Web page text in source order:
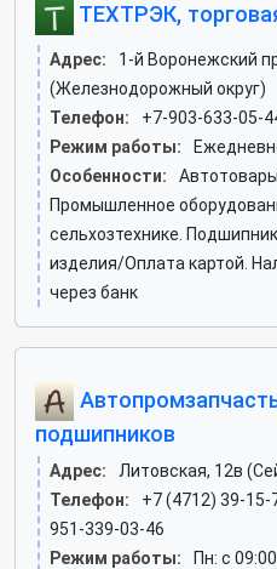
ТЕХТРЭК,
Адрес:
1-й Воронежский
(Железнодорожный округ)
Телефон:
+7-903-633-05-
Режим работы:
Особенности:
Промышленное
сельхозтехнике.
изделия/Оплата картой.
через банк
подшипников
Адрес:
Литовская, 12в
Телефон:
+7 (4712) 39-15-
951-339-03-46
Режим работы:
Пн: c